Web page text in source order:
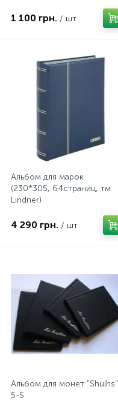
1 100 грн. / шт
Альбом для марок
(230*305, 64страниц, тм
Lindner)
4 290 грн. / шт
Альбом для монет "Shulhs"
5-S